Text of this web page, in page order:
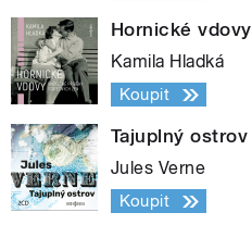
Hornické vdovy
Kamila Hladká
Koupit
Tajuplný ostrov
Jules Verne
Koupit